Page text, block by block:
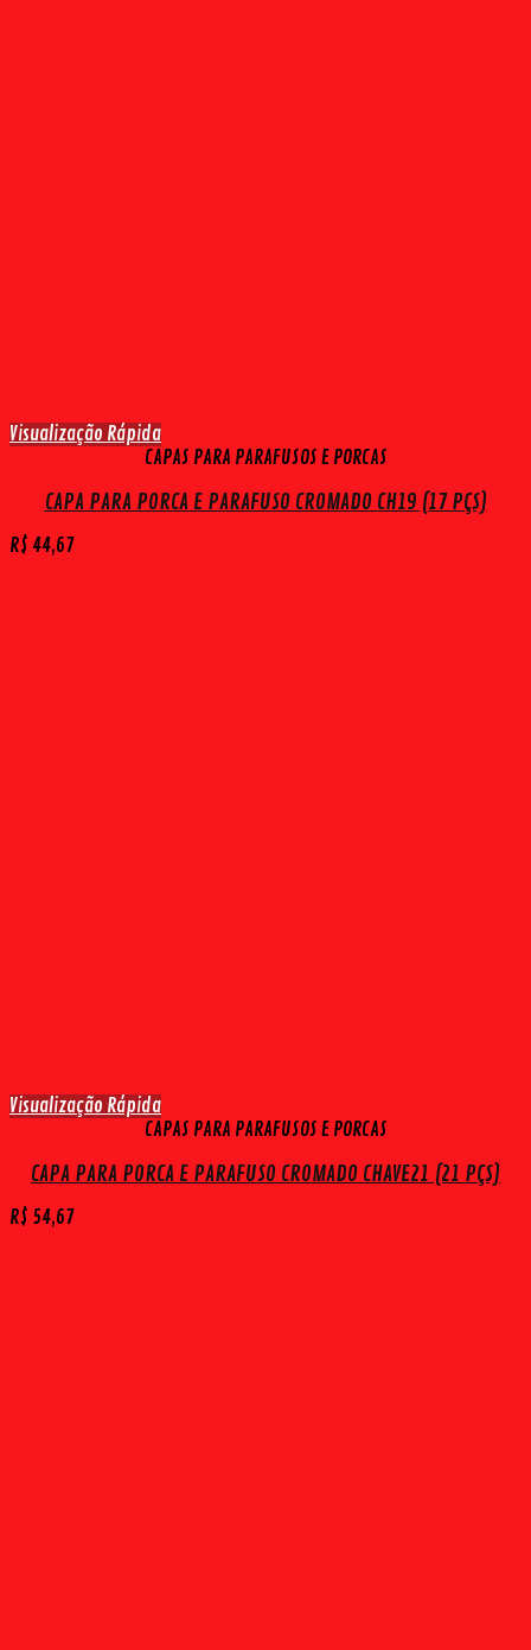
Visualização Rápida
CAPAS PARA PARAFUSOS E PORCAS
CAPA PARA PORCA E PARAFUSO CROMADO CH19 (17 PÇS)
R$ 44,67
Visualização Rápida
CAPAS PARA PARAFUSOS E PORCAS
CAPA PARA PORCA E PARAFUSO CROMADO CHAVE21 (21 PÇS)
R$ 54,67